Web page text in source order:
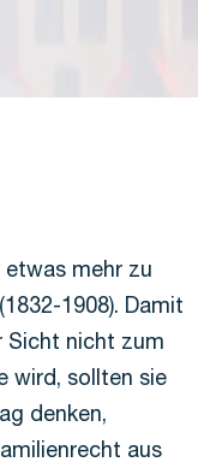
etwas mehr zu
1908). Damit
Sicht nicht zum
wird, sollten sie
denken,
aus